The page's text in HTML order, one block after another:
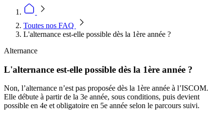
Toutes nos FAQ
L'alternance est-elle possible dès la 1ère année ?
Alternance
L'alternance est-elle possible dès la 1ère année ?
Non, l’alternance n’est pas proposée dès la 1ère année à l’ISCOM.
Elle débute à partir de la 3e année, sous conditions, puis devient
possible en 4e et obligatoire en 5e année selon le parcours suivi.